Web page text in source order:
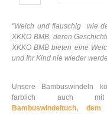
"Weich und flauschig wie
XKKO BMB, deren
XKKO BMB bieten eine
und Ihr Kind nie wieder
Unsere Bambuswindeln
farblich auch
Bambuswindeltuch,
dem